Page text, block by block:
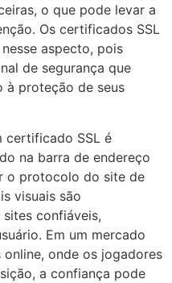
o que pode levar a
Os certificados SSL
aspecto, pois
de segurança que
à proteção de seus
certificado SSL é
na barra de endereço
o protocolo do site de
visuais são
confiáveis,
Em um mercado
onde os jogadores
a confiança pode